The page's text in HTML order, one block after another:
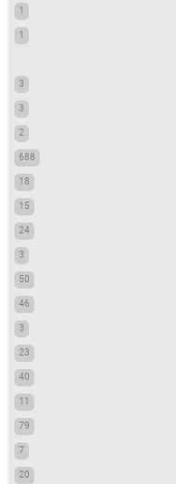
1
1
3
3
2
688
18
15
24
3
50
46
3
23
40
11
79
7
20